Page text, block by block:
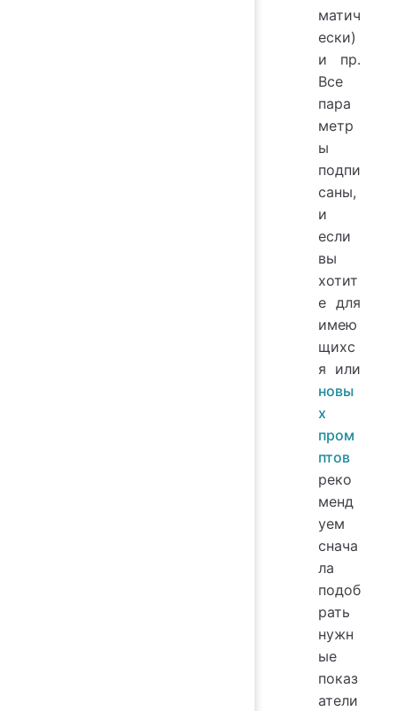
матич
ески)
и пр.
Все
пара
метр
ы
подпи
саны,
и
если
вы
хотит
е для
имею
щихс
я или
новы
х
пром
птов
реко
менд
уем
снача
ла
подоб
рать
нужн
ые
показ
атели